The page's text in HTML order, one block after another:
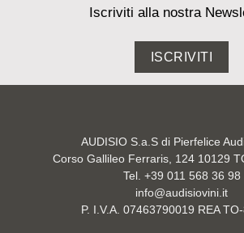
Iscriviti alla nostra
ISCRIVITI
AUDISIO S.a.S di Pierfelice
Corso Gallileo Ferraris, 124 10129
Tel. +39 011 568 36 98
info@audisiovini.it
P. I.V.A. 07463790019 REA